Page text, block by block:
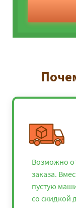
Возможно
заказа.
пустую
со скидкой